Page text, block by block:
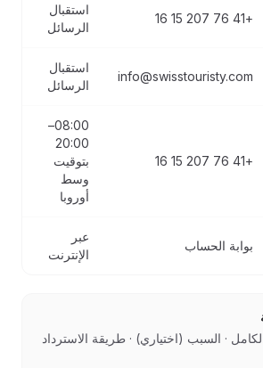
+41 76 207 15 16
استقبال
الرسائل
info@swisstouristy.com
استقبال
الرسائل
+41 76 207 15 16
08:00–
20:00
بتوقيت
وسط
أوروبا
بوابة الحساب
عبر
الإنترنت
· السبب (اختياري) · طريقة الاسترداد